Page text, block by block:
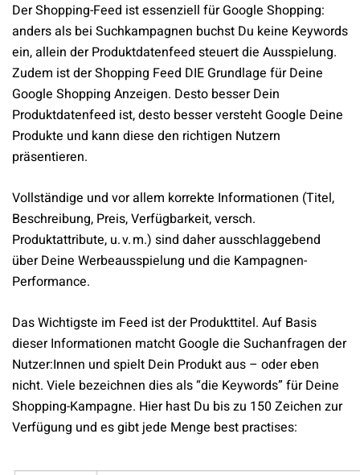
Der Shopping-Feed ist essenziell für Google Shopping:
anders als bei Suchkampagnen buchst Du keine Keywords
ein, allein der Produktdatenfeed steuert die Ausspielung.
Zudem ist der Shopping Feed DIE Grundlage für Deine
Google Shopping Anzeigen. Desto besser Dein
Produktdatenfeed ist, desto besser versteht Google Deine
Produkte und kann diese den richtigen Nutzern
präsentieren.
Vollständige und vor allem korrekte Informationen (Titel,
Beschreibung, Preis, Verfügbarkeit, versch.
Produktattribute, u. v. m.) sind daher ausschlaggebend
über Deine Werbeausspielung und die Kampagnen-
Performance.
Das Wichtigste im Feed ist der Produkttitel. Auf Basis
dieser Informationen matcht Google die Suchanfragen der
Nutzer:Innen und spielt Dein Produkt aus – oder eben
nicht. Viele bezeichnen dies als “die Keywords” für Deine
Shopping-Kampagne. Hier hast Du bis zu 150 Zeichen zur
Verfügung und es gibt jede Menge best practises: